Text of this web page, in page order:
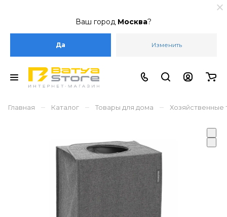
Ваш город Москва?
Да Изменить
Главная – Каталог – Товары для дома – Хозяйственные